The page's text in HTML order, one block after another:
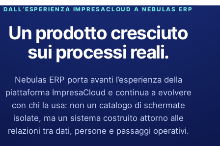
DALL’ESPERIENZA IMPRESACLOUD A NEBULAS ERP
Un prodotto cresciuto
sui processi reali.
Nebulas ERP porta avanti l’esperienza della
piattaforma ImpresaCloud e continua a evolvere
con chi la usa: non un catalogo di schermate
isolate, ma un sistema costruito attorno alle
relazioni tra dati, persone e passaggi operativi.